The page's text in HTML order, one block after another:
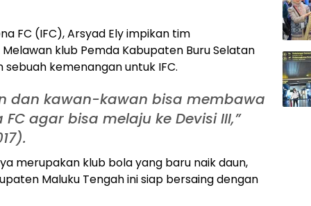
FC (IFC), Arsyad Ely impikan tim
klub Pemda Kabupaten Buru Selatan
kemenangan untuk IFC.
dan kawan-kawan bisa membawa
agar bisa melaju ke Devisi III,”
merupakan klub bola yang baru naik daun,
Maluku Tengah ini siap bersaing dengan